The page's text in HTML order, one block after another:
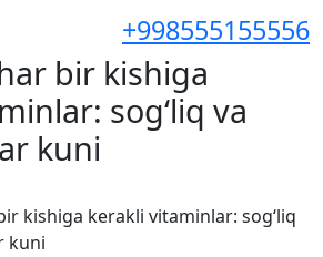
+998555155556
bir kishiga
sog‘liq va
kuni
kishiga kerakli vitaminlar: sog‘liq
kuni